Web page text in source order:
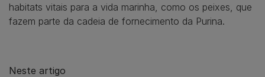
habitats vitais para a vida marinha, como os peixes, que
fazem parte da cadeia de fornecimento da Purina.
Neste artigo